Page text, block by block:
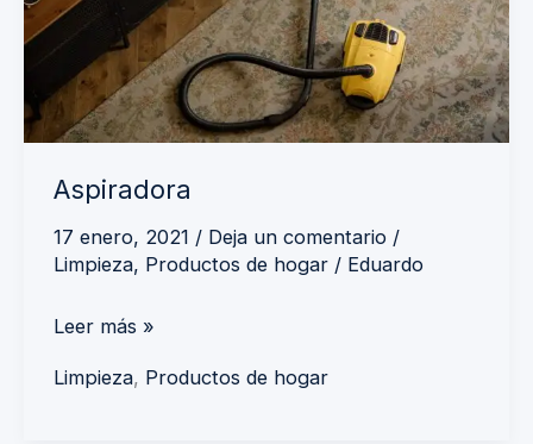
Aspiradora
17 enero, 2021 / Deja un comentario /
Limpieza, Productos de hogar/ Eduardo
Leer más »
Limpieza, Productos de hogar